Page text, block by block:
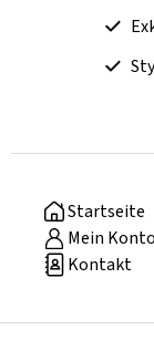
Startseite
Mein Konto
Kontakt